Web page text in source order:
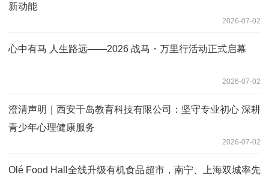
新动能
2026-07-02
心中有马 人生路远——2026 战马・万里行活动正式启幕
2026-07-02
澄清声明｜西安千岛教育科技有限公司：坚守专业初心 深耕
青少年心理健康服务
2026-07-02
Olé Food Hall全线升级有机食品超市，南宁、上海双城率先